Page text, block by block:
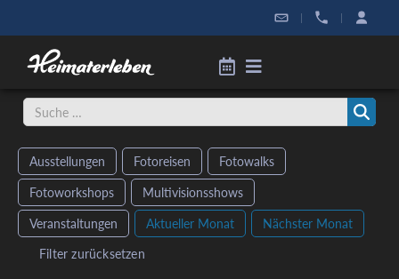
| |
Ausstellungen Fotoreisen
Fotowalks
Fotoworkshops
Multivisionsshows
Veranstaltungen
Aktueller Monat
Nächster Monat
Filter zurücksetzen